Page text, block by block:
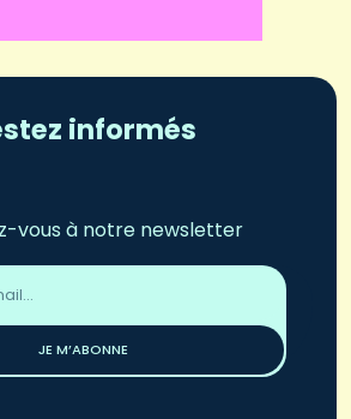
informés
vous à notre newsletter
JE M’ABONNE